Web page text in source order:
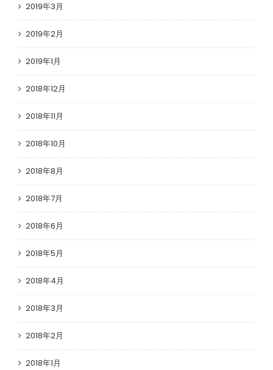
2019年3月
2019年2月
2019年1月
2018年12月
2018年11月
2018年10月
2018年8月
2018年7月
2018年6月
2018年5月
2018年4月
2018年3月
2018年2月
2018年1月